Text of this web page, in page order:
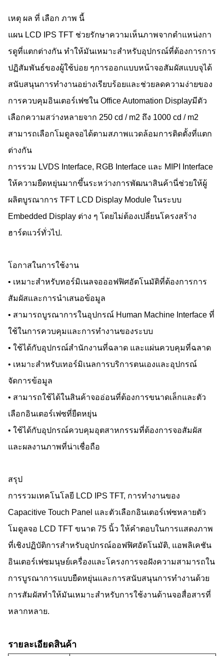
เหตุ ผล ที่ เลือก ภาพ นี้
แผน LCD IPS TFT ช่วยรักษาความเห็นภาพจากตําแหน่งกา
รดูที่แตกต่างกัน ทําให้มันเหมาะสําหรับอุปกรณ์ที่ต้องการการ
ปฏิสัมพันธ์ของผู้ใช้บ่อย ๆการออกแบบหน้าจอสัมผัสแบบจุได้
สนับสนุนการทํางานอย่างเรียบร้อยและช่วยลดความง่ายของ
การควบคุมอินเตอร์เฟซใน Office Automation Displayมีตัว
เลือกความสว่างหลายจาก 250 cd / m2 ถึง 1000 cd / m2
สามารถเลือกโมดูลจอได้ตามสภาพแวดล้อมการติดตั้งที่แตก
ต่างกัน
การรวม LVDS Interface, RGB Interface และ MIPI Interface
ให้ความยืดหยุ่นมากขึ้นระหว่างการพัฒนาสินค้านี่ช่วยให้ผู้
ผลิตบูรณาการ TFT LCD Display Module ในระบบ
Embedded Display ต่าง ๆ โดยไม่ต้องเปลี่ยนโครงสร้าง
ฮาร์ดแวร์ทั่วไป.
โอกาสในการใช้งาน
• เหมาะสําหรับทอร์มิเนลจอออฟฟิศอัตโนมัติที่ต้องการการ
สัมผัสและการนําเสนอข้อมูล
• สามารถบูรณาการในอุปกรณ์ Human Machine Interface ที่
ใช้ในการควบคุมและการทํางานของระบบ
• ใช้ได้กับอุปกรณ์สํานักงานที่ฉลาด และแผ่นควบคุมที่ฉลาด
• เหมาะสําหรับเทอร์มิเนลการบริการตนเองและอุปกรณ์
จัดการข้อมูล
• สามารถใช้ได้ในสินค้าจออ่อนที่ต้องการขนาดเล็กและตัว
เลือกอินเตอร์เฟซที่ยืดหยุ่น
• ใช้ได้กับอุปกรณ์ควบคุมอุตสาหกรรมที่ต้องการจอสัมผัส
และผลงานภาพที่น่าเชื่อถือ
สรุป
การรวมเทคโนโลยี LCD IPS TFT, การทํางานของ
Capacitive Touch Panel และตัวเลือกอินเตอร์เฟซหลายตัว
โมดูลจอ LCD TFT ขนาด 75 นิ้ว ให้คําตอบในการแสดงภาพ
ที่เชิงปฏิบัติการสําหรับอุปกรณ์ออฟฟิศอัตโนมัติ, แอพลิเคชัน
อินเตอร์เฟซมนุษย์เครื่องและโครงการจอฝังความสามารถใน
การบูรณาการแบบยืดหยุ่นและการสนับสนุนการทํางานด้วย
การสัมผัสทําให้มันเหมาะสําหรับการใช้งานด้านจอสื่อสารที่
หลากหลาย.
รายละเอียดสินค้า